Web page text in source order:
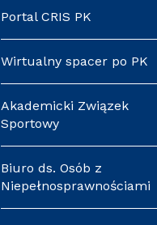
Portal CRIS PK
Wirtualny spacer po PK
Akademicki Związek
Sportowy
Biuro ds. Osób z
Niepełnosprawnościami